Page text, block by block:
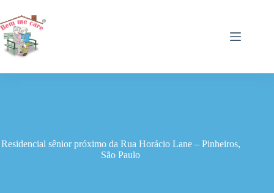
para
o
conteúdo
Residencial sênior próximo da Rua Horácio Lane – Pinheiros,
São Paulo